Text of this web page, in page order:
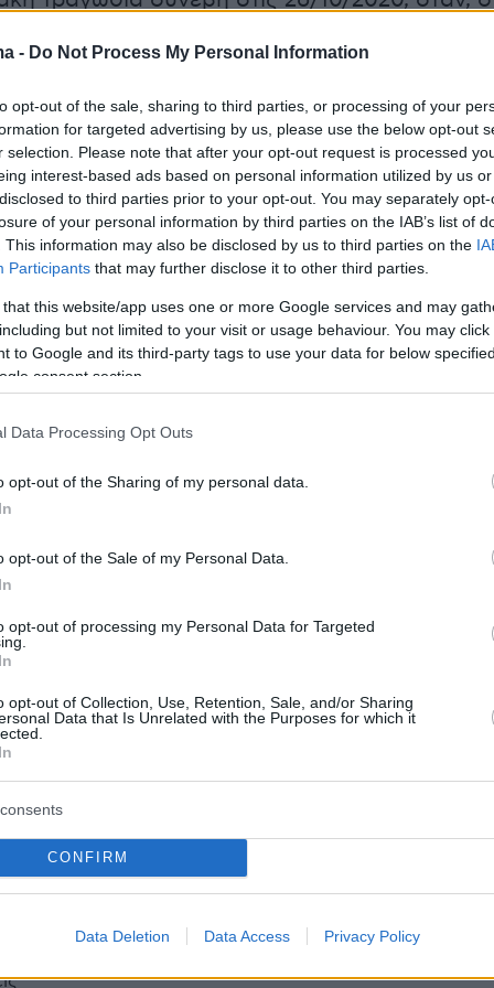
- Do Not Process My Personal Information
opt-out of the sale, sharing to third parties, or processing of your
for targeted advertising by us, please use the below opt-out
selection. Please note that after your opt-out request is processed
interest-based ads based on personal information utilized by us
to third parties prior to your opt-out. You may separately
of your personal information by third parties on the IAB’s list of
This information may also be disclosed by us to third parties on the
Participants that may further disclose it to other third parties.
that this website/app uses one or more Google services and may
but not limited to your visit or usage behaviour. You may
to Google and its third-party tags to use your data for below
consent section.
Data Processing Opt Outs
opt-out of the Sharing of my personal data.
opt-out of the Sale of my Personal Data.
opt-out of processing my Personal Data for Targeted
opt-out of Collection, Use, Retention, Sale, and/or Sharing
Data that Is Unrelated with the Purposes for which it
CONFIRM
Data Deletion Data Access Privacy Policy
όσο και η δίδυμη αδερφή του θύτη
εσπευσμένα στο Βενιζέλειο Νοσοκομείο,
η 86χρονη άφησε την τελευταία της
μεταφέρθηκε και ο δράστης, καθώς,
είχε τραυματιστεί κι εκείνος με μαχαίρι,
καταναλώσει ποσότητα ναρκωτικών
παρέμεινεδιασωληνωμένος
για αρκετές ημέρες.
ή μπλόφα; Επιστρέφουν στη βάση τους
που βρίσκονται κοντά στην Ουκρανία
Οι άγνωστες ιστορίες για τον
και τους αντάρτες του
για τις 4 Απριλίου η δίκη του προπονητή
που κατηγορείται για βιασμό 11χρονης